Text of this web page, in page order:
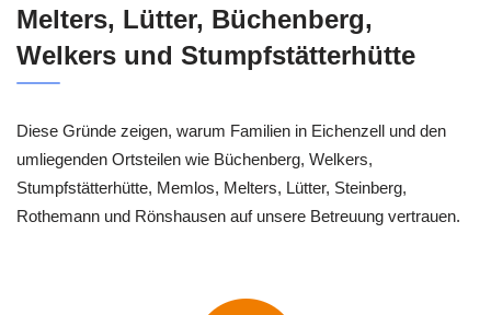
Melters, Lütter, Büchenberg,
Welkers und Stumpfstätterhütte
Diese Gründe zeigen, warum Familien in Eichenzell und den
umliegenden Ortsteilen wie Büchenberg, Welkers,
Stumpfstätterhütte, Memlos, Melters, Lütter, Steinberg,
Rothemann und Rönshausen auf unsere Betreuung vertrauen.